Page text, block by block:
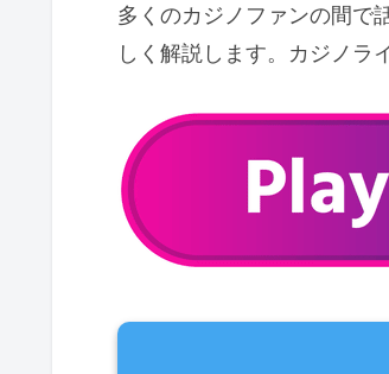
多くのカジノファンの間で
しく解説します。カジノラ